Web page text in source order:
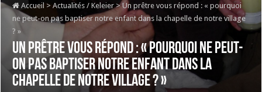
Accueil > Actualités / Keleier > Un prêtre vous répond : « pourquoi
ne peut-on pas baptiser notre enfant dans la chapelle de notre village
? »
Un prêtre vous répond : « pourquoi ne peut-
on pas baptiser notre enfant dans la
chapelle de notre village ? »